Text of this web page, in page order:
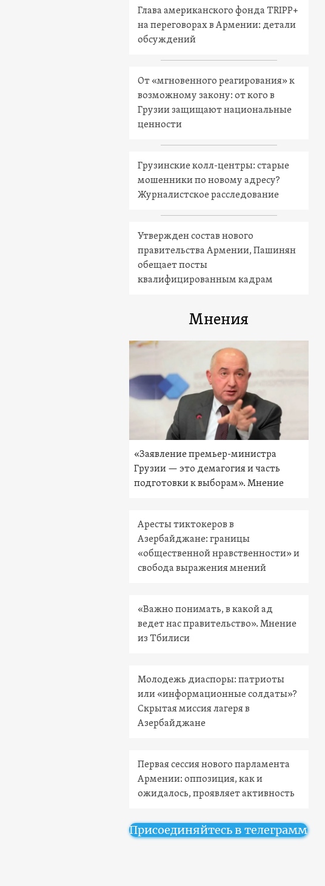
Глава американского фонда TRIPP+
на переговорах в Армении: детали
обсуждений
От «мгновенного реагирования» к
возможному закону: от кого в
Грузии защищают национальные
ценности
Грузинские колл-центры: старые
мошенники по новому адресу?
Журналистское расследование
Утвержден состав нового
правительства Армении, Пашинян
обещает посты
квалифицированным кадрам
Мнения
«Заявление премьер-министра
Грузии — это демагогия и часть
подготовки к выборам». Мнение
Аресты тиктокеров в
Азербайджане: границы
«общественной нравственности» и
свобода выражения мнений
«Важно понимать, в какой ад
ведет нас правительство». Мнение
из Тбилиси
Молодежь диаспоры: патриоты
или «информационные солдаты»?
Скрытая миссия лагеря в
Азербайджане
Первая сессия нового парламента
Армении: оппозиция, как и
ожидалось, проявляет активность
Присоединяйтесь в телеграмм